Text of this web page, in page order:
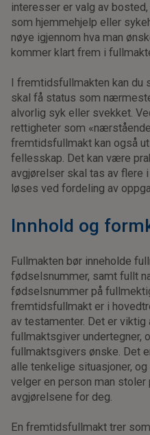
interesser er valg av
som hjemmehjelp eller
nøye igjennom hva man
kommer klart frem i
I fremtidsfullmakten kan
skal få status som
alvorlig syk eller svekket.
rettigheter som
fremtidsfullmakt kan også
fellesskap. Det kan være
avgjørelser skal tas av flere
løses ved fordeling av
Innhold og
Fullmakten bør inneholde
fødselsnummer, samt fullt
fødselsnummer på
fremtidsfullmakt er i
av testamenter. Det er
fullmaktsgiver undertegner,
fullmaktsgivers ønske. Det
alle tenkelige situasjoner,
velger en person man stoler
avgjørelsene for deg.
En fremtidsfullmakt trer